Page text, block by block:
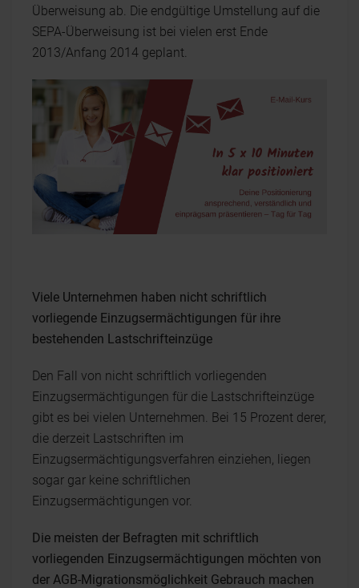
Überweisung ab. Die endgültige Umstellung auf die
SEPA-Überweisung ist bei vielen erst Ende
2013/Anfang 2014 geplant.
Viele Unternehmen haben nicht schriftlich
vorliegende Einzugsermächtigungen für ihre
bestehenden Lastschrifteinzüge
Den Fall von nicht schriftlich vorliegenden
Einzugsermächtigungen für die Lastschrifteinzüge
gibt es bei vielen Unternehmen. Bei 15 Prozent derer,
die derzeit Lastschriften im
Einzugsermächtigungsverfahren einziehen, liegen
sogar gar keine schriftlichen
Einzugsermächtigungen vor.
Die meisten der Befragten mit schriftlich
vorliegenden Einzugsermächtigungen möchten von
der AGB-Migrationsmöglichkeit Gebrauch machen